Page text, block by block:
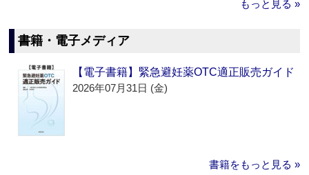
もっと見る »
書籍・電子メディア
【電子書籍】緊急避妊薬OTC適正販売ガイド
2026年07月31日 (金)
書籍をもっと見る »